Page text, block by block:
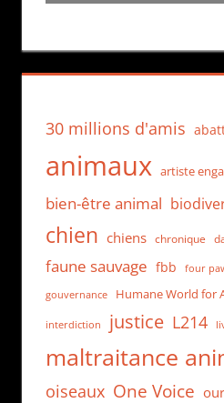
30 millions d'amis
animaux artiste
bien-être animal
chien chiens chronique
faune sauvage fbb four
gouvernance Humane World for
interdiction justice L214
maltraitance
oiseaux One Voice